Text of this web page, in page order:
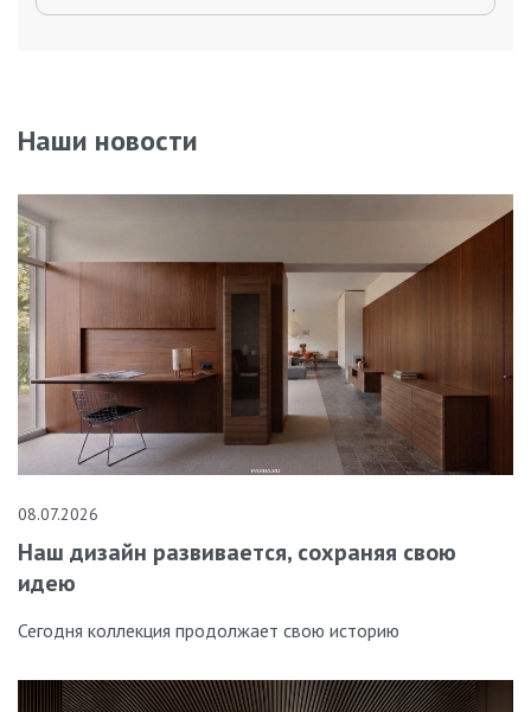
Наши новости
08.07.2026
Наш дизайн развивается, сохраняя свою
идею
Сегодня коллекция продолжает свою историю